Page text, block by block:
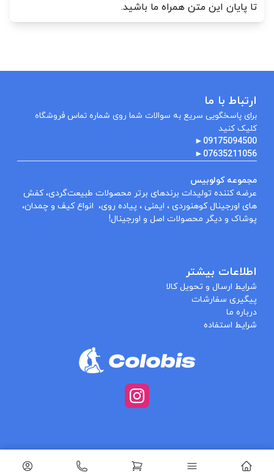
تا پایان این متن همراه ما باشید.
ارتباط با ما
برای پاسخگویی سریع به سوالات شما روی شماره تماس فروشگاه
کلیک کنید
09175094500
►
07635211056
►
مجموعه کولوبیس
عرضه کننده تولیدات برندهای برتر محصولات طبیعت‌گردی، کفش
های اورجینال کوهنوردی ، ایمنی ، پیاده روی، انواع کیف و چمدان،
پوشاک و دیگر محصولات اصل و اورجینال!
اطلاعات بیشتر
شرایط ارسال و تحویل کالا
پیگیری سفارشات
درباره ما
شرایط استفاده